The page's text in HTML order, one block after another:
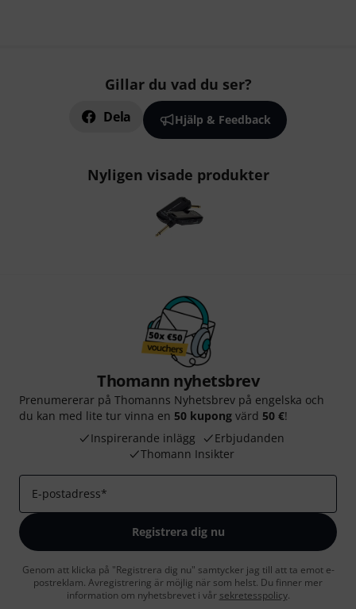
Gillar du vad du ser?
Dela Hjälp & Feedback
Nyligen visade produkter
Thomann nyhetsbrev
Prenumererar på Thomanns Nyhetsbrev på engelska och
du kan med lite tur vinna en 50 kupong värd 50 €!
Inspirerande inlägg
Erbjudanden
Thomann Insikter
E-postadress*
Registrera dig nu
Genom att klicka på "Registrera dig nu" samtycker jag till att ta emot e-
postreklam. Avregistrering är möjlig när som helst. Du finner mer
information om nyhetsbrevet i vår sekretesspolicy.